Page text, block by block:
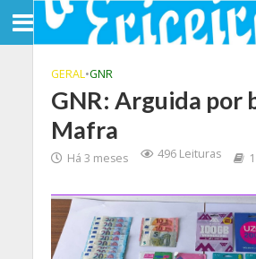
GERAL•GNR
GNR: Arguida por
Mafra
Há 3 meses 496 Leituras